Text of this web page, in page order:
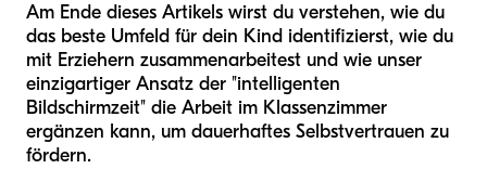
Am Ende dieses Artikels wirst du verstehen, wie du
das beste Umfeld für dein Kind identifizierst, wie du
mit Erziehern zusammenarbeitest und wie unser
einzigartiger Ansatz der "intelligenten
Bildschirmzeit" die Arbeit im Klassenzimmer
ergänzen kann, um dauerhaftes Selbstvertrauen zu
fördern.